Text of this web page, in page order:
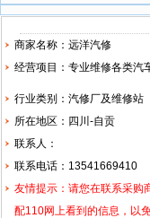
商家名称：远洋汽修
经营项目：专业维修各类汽
行业类别：汽修厂及维修站
所在地区：四川-自贡
联系人：
联系电话：13541669410
友情提示：请您在联系采购
配110网上看到的信息，以